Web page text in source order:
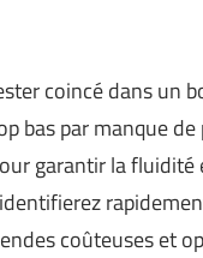
coincé dans
bas par manque
garantir la fluidité
coûteuses et